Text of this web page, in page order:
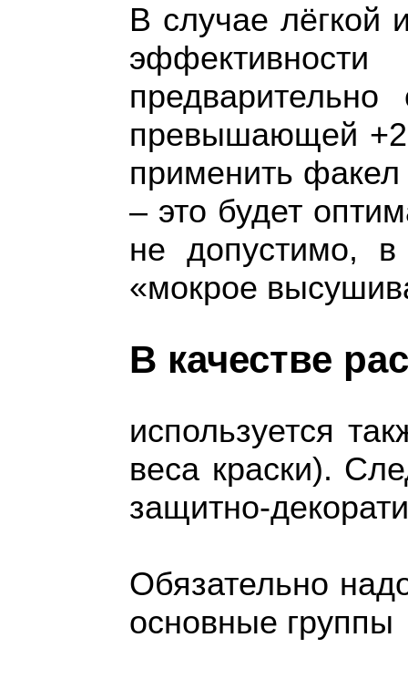
В случае лёгкой
превышающей
применить факел
– это будет
не допустимо, в
«мокрое
В качестве
используется
веса краски).
защитно-
Обязательно
основные группы